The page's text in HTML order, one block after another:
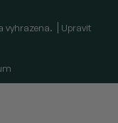
vyhrazena.
Upravit